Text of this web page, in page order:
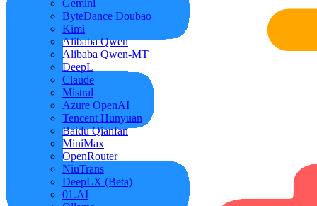
Gemini
ByteDance Doubao
Kimi
Alibaba Qwen
Alibaba Qwen-MT
DeepL
Claude
Mistral
Azure OpenAI
Tencent Hunyuan
Baidu Qianfan
MiniMax
OpenRouter
NiuTrans
DeepLX (Beta)
01.AI